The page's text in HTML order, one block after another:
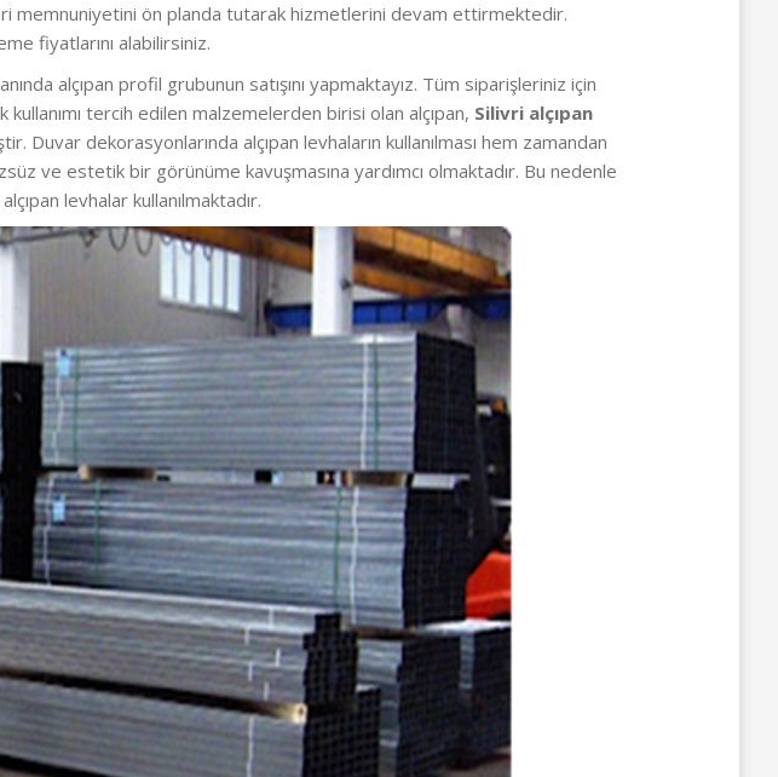
memnuniyetini ön planda tutarak hizmetlerini devam ettirmektedir.
fiyatlarını alabilirsiniz.
alçıpan profil grubunun satışını yapmaktayız. Tüm siparişleriniz için
tercih edilen malzemelerden birisi olan alçıpan, Silivri alçıpan
Duvar dekorasyonlarında alçıpan levhaların kullanılması hem zamandan
ve estetik bir görünüme kavuşmasına yardımcı olmaktadır. Bu nedenle
levhalar kullanılmaktadır.